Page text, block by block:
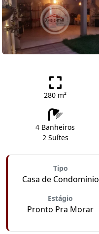
280 m²
4 Banheiros
2 Suítes
Tipo
Casa de Condomínio
Estágio
Pronto Pra Morar